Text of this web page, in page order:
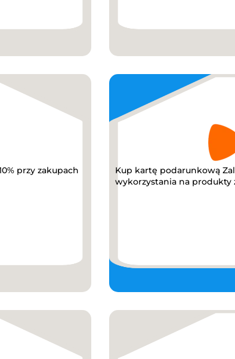
przy zakupach
Kup kartę podarunkową
wykorzystania na produkty